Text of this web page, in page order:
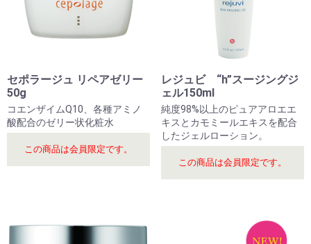
セポラージュ リペアゼリー
50g
コエンザイムQ10、各種アミノ
酸配合のゼリー状化粧水
この商品は会員限定です。
レジュビ “h”スージングジ
ェル150ml
純度98%以上のピュアアロエエ
キスとカモミールエキスを配合
したジェルローション。
この商品は会員限定です。